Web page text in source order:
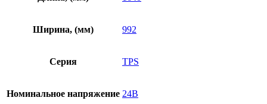
Ширина, (мм) 992
Серия TPS
Номинальное напряжение 24В